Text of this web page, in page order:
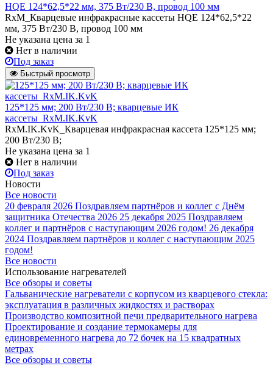
HQE 124*62,5*22 мм, 375 Вт/230 В, провод 100 мм
RxM_Кварцевые инфракрасные кассеты HQE 124*62,5*22
мм, 375 Вт/230 В, провод 100 мм
Не указана цена за 1
Нет в наличии
Под заказ
Быстрый просмотр
125*125 мм; 200 Вт/230 В; кварцевые ИК
кассеты_RxM.IK.KvK
RxM.IK.KvK_Кварцевая инфракрасная кассета 125*125 мм;
200 Вт/230 В;
Не указана цена за 1
Нет в наличии
Под заказ
Новости
Все новости
20 февраля 2026 Поздравляем партнёров и коллег с Днём
защитника Отечества 2026 25 декабря 2025 Поздравляем
коллег и партнёров с наступающим 2026 годом! 26 декабря
2024 Поздравляем партнёров и коллег с наступающим 2025
годом!
Все новости
Использование нагревателей
Все обзоры и советы
Гальванические нагреватели с корпусом из кварцевого стекла:
эксплуатация в различных жидкостях и растворах
Производство композитной печи предварительного нагрева
Проектирование и создание термокамеры для
единовременного нагрева до 72 бочек на 15 квадратных
метрах
Все обзоры и советы